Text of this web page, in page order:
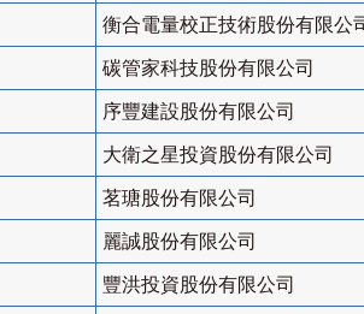
衡合電量校正技術股份有限公
碳管家科技股份有限公司
序豐建設股份有限公司
大衛之星投資股份有限公司
茗瑭股份有限公司
麗誠股份有限公司
豐洪投資股份有限公司